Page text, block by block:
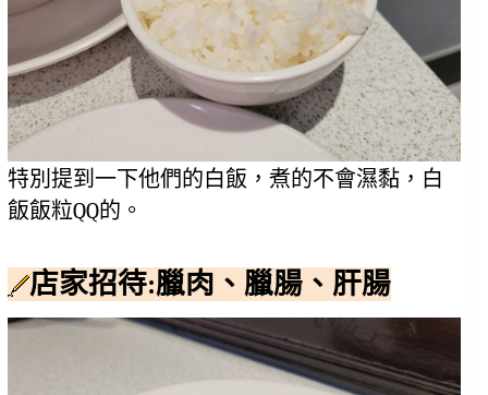
特別提到一下他們的白飯，煮的不會濕黏，白
飯飯粒QQ的。
店家招待:臘肉、臘腸、肝腸